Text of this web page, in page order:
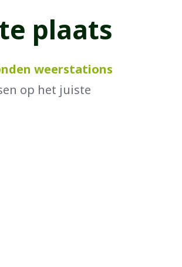
plaats
weerstations
op het juiste